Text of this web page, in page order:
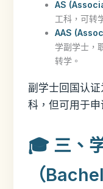
AS
工科，可转
AAS
学副学士，
转学。
副学士回国认
科，但可用于申
🎓 三、
（